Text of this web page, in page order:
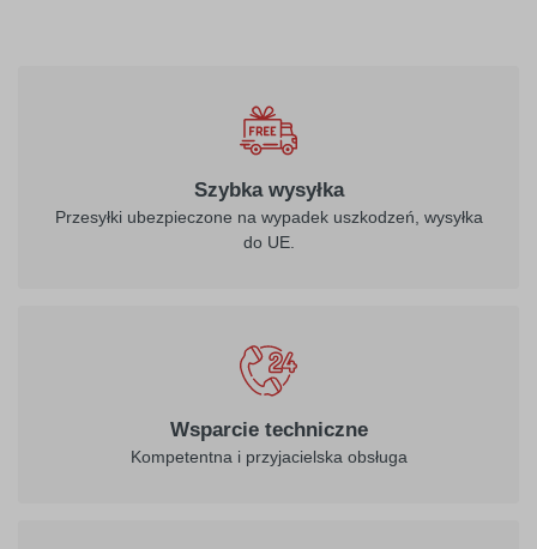
purpurowo-
312
burgund
Szybka wysyłka
Przesyłki ubezpieczone na wypadek uszkodzeń, wysyłka
do UE.
Wsparcie techniczne
Kompetentna i przyjacielska obsługa